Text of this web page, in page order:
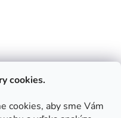
cookies.
cookies, aby sme Vám